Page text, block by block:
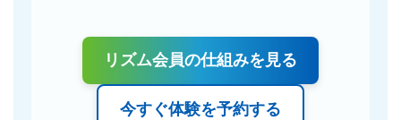
リズム会員の仕組みを見る
今すぐ体験を予約する